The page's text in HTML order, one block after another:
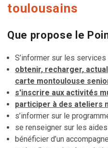
toulousains
Que propose le
S’informer sur les
obtenir, recharger,
carte montoulouse
s'inscrire aux activités
participer à des ateliers
s’informer sur le
se renseigner sur les
bénéficier d’un